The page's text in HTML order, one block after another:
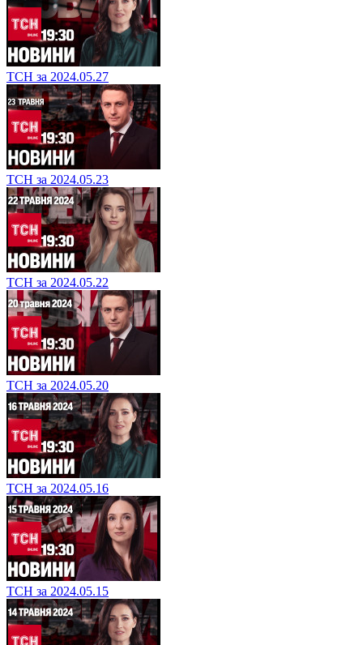
ТСН за 2024.05.27
ТСН за 2024.05.23
ТСН за 2024.05.22
ТСН за 2024.05.20
ТСН за 2024.05.16
ТСН за 2024.05.15